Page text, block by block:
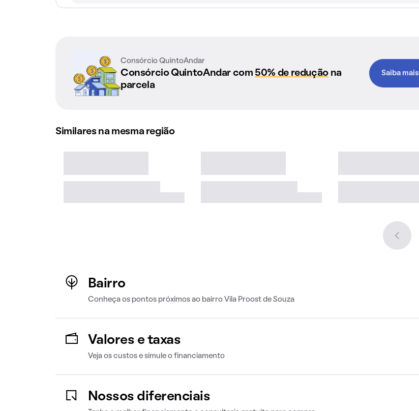
Consórcio QuintoAndar
Consórcio QuintoAndar com 50% de reduçãona
parcela
Saiba mais
Similares na mesma região
Bairro
Conheça os pontos próximos ao bairro Vila Proost de Souza
Valores e taxas
Veja os custos e simule o financiamento
Nossos diferenciais